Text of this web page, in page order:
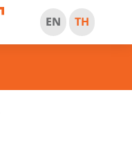
EN TH